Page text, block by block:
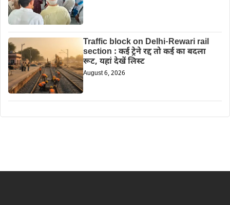
Traffic block on Delhi-Rewari rail
section : कई ट्रेने रद्द तो कई का बदला
रूट, यहां देखें लिस्ट
August 6, 2026